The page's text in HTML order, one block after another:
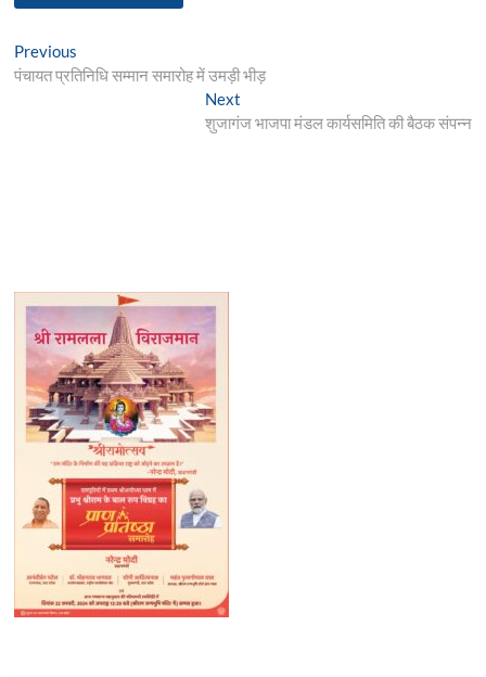
Post
navigation
Previous
post:
पंचायत प्रतिनिधि सम्मान समारोह में उमड़ी भीड़
NextNext
post:
शुजागंज भाजपा मंडल कार्यसमिति की बैठक संपन्न